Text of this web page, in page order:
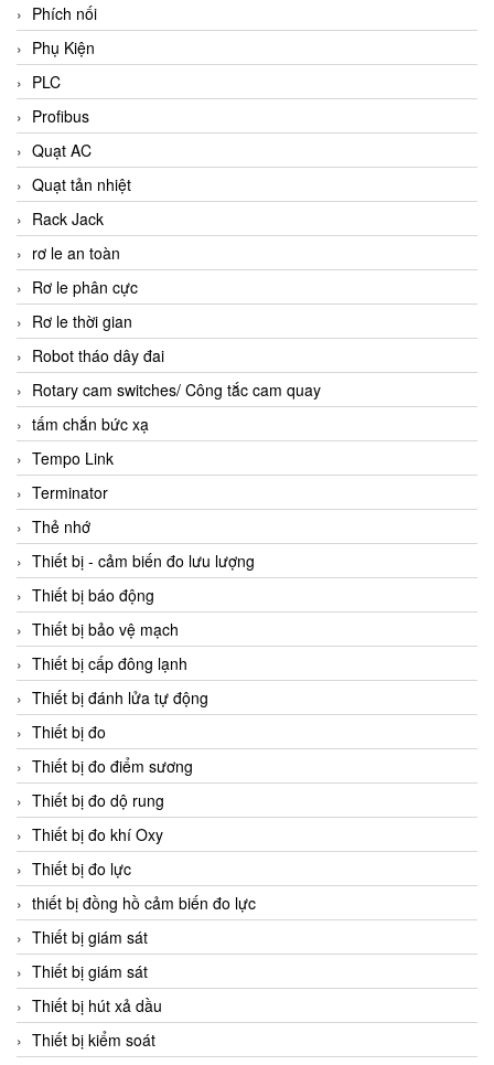
Phích nối
Phụ Kiện
PLC
Profibus
Quạt AC
Quạt tản nhiệt
Rack Jack
rơ le an toàn
Rơ le phân cực
Rơ le thời gian
Robot tháo dây đai
Rotary cam switches/ Công tắc cam quay
tấm chắn bức xạ
Tempo Link
Terminator
Thẻ nhớ
Thiết bị - cảm biến đo lưu lượng
Thiết bị báo động
Thiết bị bảo vệ mạch
Thiết bị cấp đông lạnh
Thiết bị đánh lửa tự động
Thiết bị đo
Thiết bị đo điểm sương
Thiết bị đo dộ rung
Thiết bị đo khí Oxy
Thiết bị đo lực
thiết bị đồng hồ cảm biến đo lực
Thiết bị giám sát
Thiết bị giám sát
Thiết bị hút xả dầu
Thiết bị kiểm soát